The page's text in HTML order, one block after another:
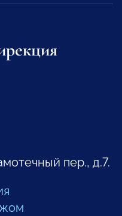
пер., д.7.